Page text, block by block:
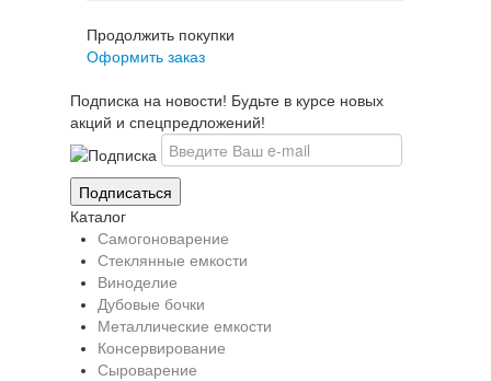
Продолжить покупки
Оформить заказ
Подписка на новости! Будьте в курсе новых
акций и спецпредложений!
Каталог
Самогоноварение
Стеклянные емкости
Виноделие
Дубовые бочки
Металлические емкости
Консервирование
Сыроварение